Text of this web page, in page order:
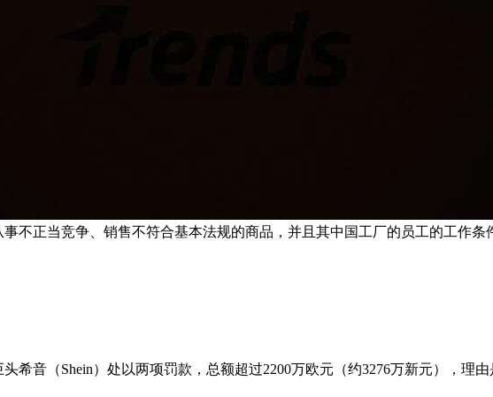
不正当竞争、销售不符合基本法规的商品，并且其中国工厂的员工的工作条
希音（Shein）处以两项罚款，总额超过2200万欧元（约3276万新元），理